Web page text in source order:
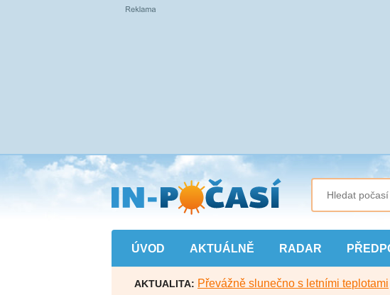
Přejít
na
hlavní
obsah
ÚVOD AKTUÁLNĚ RADAR
AKTUALITA: Převážně slunečno s letními teplotami